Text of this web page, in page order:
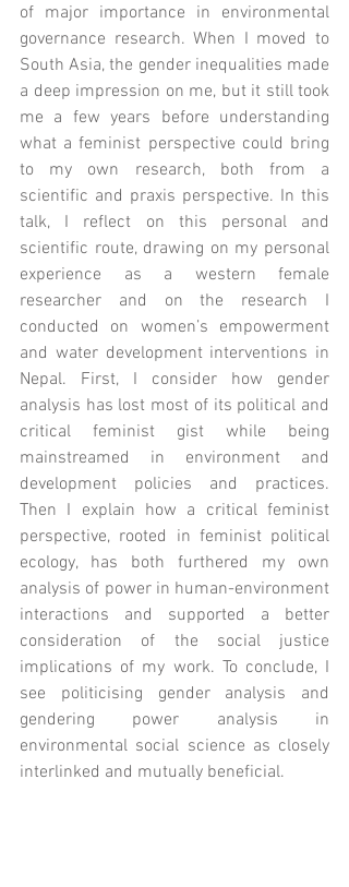
of major importance in environmental
governance research. When I moved to
South Asia, the gender inequalities made
a deep impression on me, but it still took
me a few years before understanding
what a feminist perspective could bring
to my own research, both from a
scientific and praxis perspective. In this
talk, I reflect on this personal and
scientific route, drawing on my personal
experience as a western female
researcher and on the research I
conducted on women’s empowerment
and water development interventions in
Nepal. First, I consider how gender
analysis has lost most of its political and
critical feminist gist while being
mainstreamed in environment and
development policies and practices.
Then I explain how a critical feminist
perspective, rooted in feminist political
ecology, has both furthered my own
analysis of power in human-environment
interactions and supported a better
consideration of the social justice
implications of my work. To conclude, I
see politicising gender analysis and
gendering power analysis in
environmental social science as closely
interlinked and mutually beneficial.